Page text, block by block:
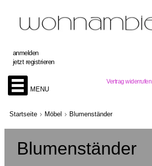
Vertrag widerrufen
anmelden
jetzt registrieren
MENU
Startseite Möbel Blumenständer
Blumenständer